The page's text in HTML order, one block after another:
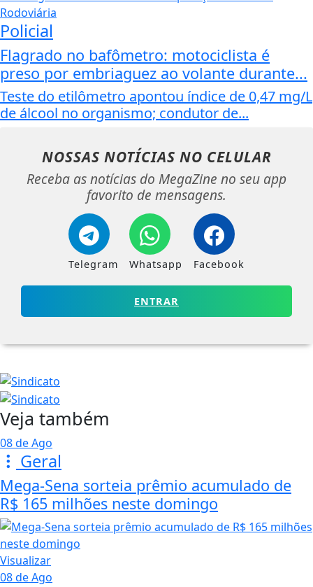
Policial
Flagrado no bafômetro: motociclista é
preso por embriaguez ao volante durante...
Teste do etilômetro apontou índice de 0,47 mg/L
de álcool no organismo; condutor de...
NOSSAS NOTÍCIAS NO CELULAR
Receba as notícias do MegaZine no seu app
favorito de mensagens.
Telegram Whatsapp Facebook
ENTRAR
Veja também
08 de Ago
Geral
Mega-Sena sorteia prêmio acumulado de
R$ 165 milhões neste domingo
Visualizar
08 de Ago